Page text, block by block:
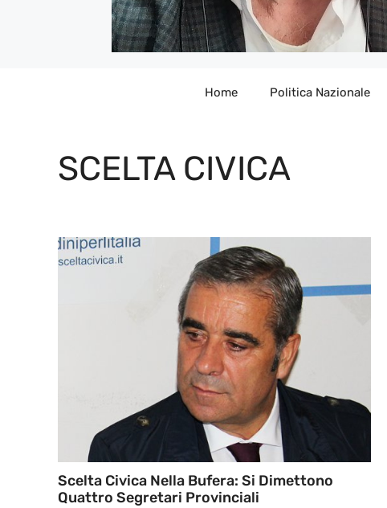
Home Politica Nazionale
SCELTA CIVICA
Scelta Civica Nella Bufera: Si Dimettono
Quattro Segretari Provinciali